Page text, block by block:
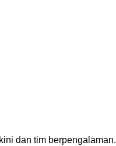
dan tim berpengalaman.